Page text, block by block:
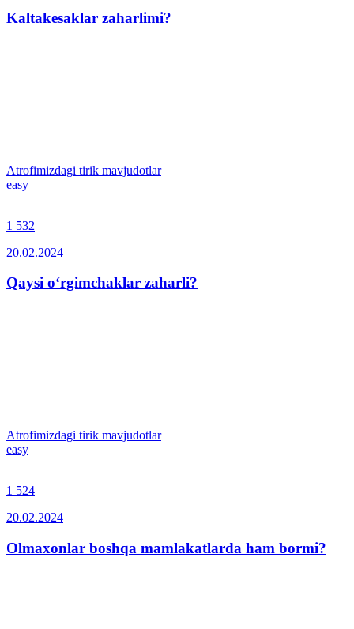
Kaltakesaklar zaharlimi?
Atrofimizdagi tirik mavjudotlar
easy
1 532
20.02.2024
Qaysi o‘rgimchaklar zaharli?
Atrofimizdagi tirik mavjudotlar
easy
1 524
20.02.2024
Olmaxonlar boshqa mamlakatlarda ham bormi?